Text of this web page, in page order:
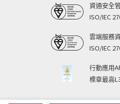
資通安全
ISO/IEC
雲端服務
ISO/IEC
行動應用
標章最高